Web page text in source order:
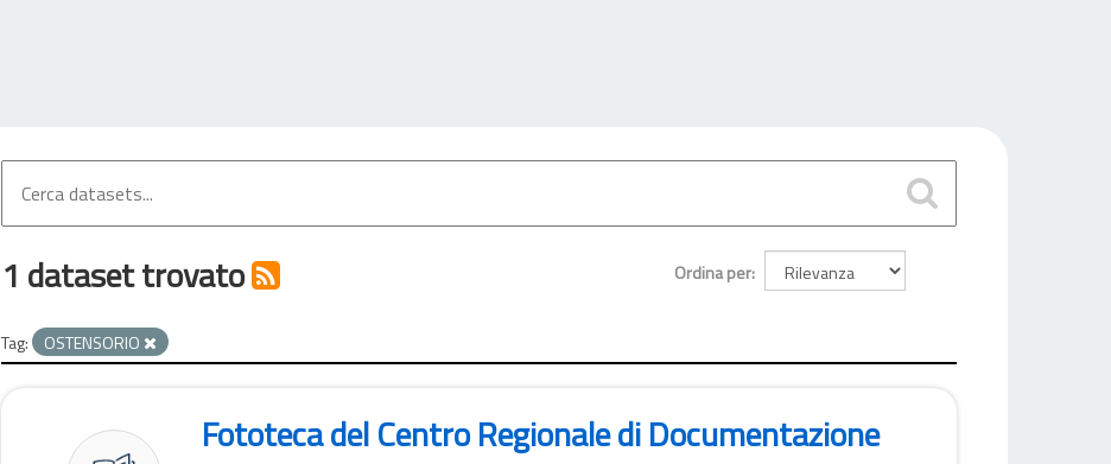
Ordina per
1 dataset trovato
Tag: OSTENSORIO
Fototeca del Centro Regionale di Documentazione